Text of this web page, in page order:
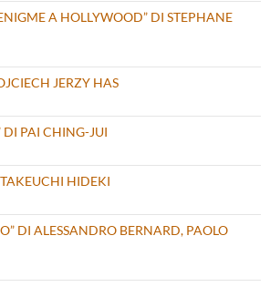
A HOLLYWOOD” DI STEPHANE
JERZY HAS
DI PAI CHING-JUI
HIDEKI
DI ALESSANDRO BERNARD, PAOLO